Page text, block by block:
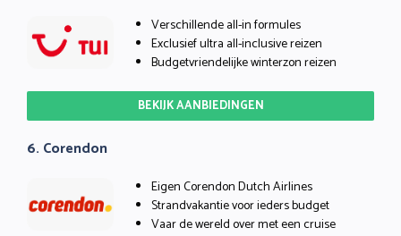
Verschillende all-in formules
Exclusief ultra all-inclusive reizen
Budgetvriendelijke winterzon reizen
BEKIJK AANBIEDINGEN
6. Corendon
Eigen Corendon Dutch Airlines
Strandvakantie voor ieders budget
Vaar de wereld over met een cruise